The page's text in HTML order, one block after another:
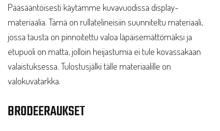
Pääsääntöisesti käytämme kuvavuodissa display-
materiaalia. Tämä on rullatelineisiin suunniteltu materiaali,
jossa tausta on pinnoitettu valoa läpäisemättömäksi ja
etupuoli on matta, jolloin heijastumia ei tule kovassakaan
valaistuksessa. Tulostusjälki tälle materiaalille on
valokuvatarkka.
BRODEERAUKSET